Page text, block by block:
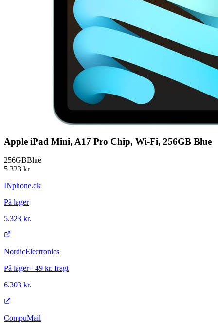
Apple iPad Mini, A17 Pro Chip, Wi-Fi, 256GB Blue
256GBBlue
5.323 kr.
INphone.dk
På lager
5.323 kr.
NordicElectronics
På lager+ 49 kr. fragt
6.303 kr.
CompuMail